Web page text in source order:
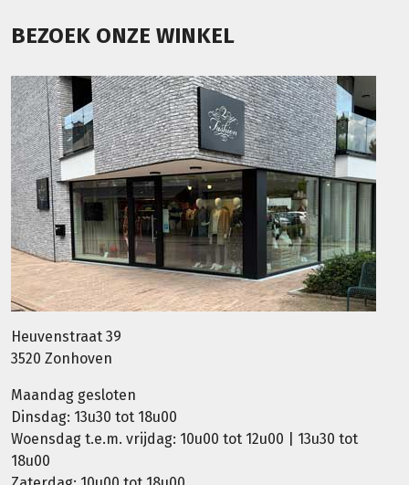
BEZOEK ONZE WINKEL
Heuvenstraat 39
3520 Zonhoven
Maandag gesloten
Dinsdag: 13u30 tot 18u00
Woensdag t.e.m. vrijdag: 10u00 tot 12u00 | 13u30 tot
18u00